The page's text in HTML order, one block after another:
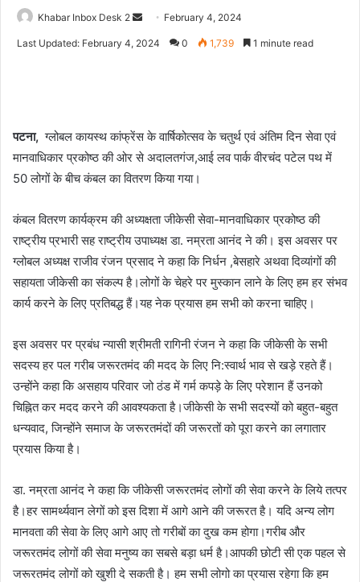
Khabar Inbox Desk 2
Send February 4, 2024
Last Updated: February 4, 2024 0 1,739 1 minute read
पटना, ग्लोबल कायस्थ कांफ्रेंस के वार्षिकोत्सव के चतुर्थ एवं अंतिम दिन सेवा एवं
मानवाधिकार प्रकोष्ठ की ओर से अदालतगंज,आई लव पार्क वीरचंद पटेल पथ में
50 लोगों के बीच कंबल का वितरण किया गया।
कंबल वितरण कार्यक्रम की अध्यक्षता जीकेसी सेवा-मानवाधिकार प्रकोष्ठ की
राष्ट्रीय प्रभारी सह राष्ट्रीय उपाध्यक्ष डा. नम्रता आनंद ने की। इस अवसर पर
ग्लोबल अध्यक्ष राजीव रंजन प्रसाद ने कहा कि निर्धन ,बेसहारे अथवा दिव्यांगों की
सहायता जीकेसी का संकल्प है।लोगों के चेहरे पर मुस्कान लाने के लिए हम हर संभव
कार्य करने के लिए प्रतिबद्ध हैं।यह नेक प्रयास हम सभी को करना चाहिए।
इस अवसर पर प्रबंध न्यासी श्रीमती रागिनी रंजन ने कहा कि जीकेसी के सभी
सदस्य हर पल गरीब जरूरतमंद की मदद के लिए नि:स्वार्थ भाव से खड़े रहते हैं।
उन्होंने कहा कि असहाय परिवार जो ठंड में गर्म कपड़े के लिए परेशान हैं उनको
चिह्नित कर मदद करने की आवश्यकता है।जीकेसी के सभी सदस्यों को बहुत-बहुत
धन्यवाद, जिन्होंने समाज के जरूरतमंदों की जरूरतों को पूरा करने का लगातार
प्रयास किया है।
डा. नम्रता आनंद ने कहा कि जीकेसी जरूरतमंद लोगों की सेवा करने के लिये तत्पर
है।हर सामर्थ्‍यवान लेगों को इस दिशा में आगे आने की जरूरत है। यदि अन्‍य लोग
मानवता की सेवा के लिए आगे आए तो गरीबों का दुख कम होगा।गरीब और
जरूरतमंद लोगों की सेवा मनुष्य का सबसे बड़ा धर्म है।आपकी छोटी सी एक पहल से
जरूरतमंद लोगों को खुशी दे सकती है। हम सभी लोगो का प्रयास रहेगा कि हम